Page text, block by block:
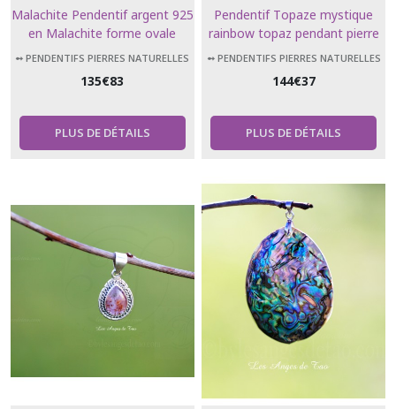
Malachite Pendentif argent 925
en Malachite forme ovale
➻ PENDENTIFS PIERRES NATURELLES
135€83
PLUS DE DÉTAILS
Pendentif Topaze mystique
rainbow topaz pendant pierre
topaze arc en ciel bijoux
topaz
➻ PENDENTIFS PIERRES NATURELLES
144€37
PLUS DE DÉTAILS